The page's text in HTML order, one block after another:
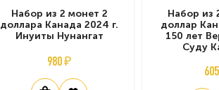
Набор из 2 монет 2
доллара Канада 2024 г.
Инуиты Нунангат
980 ₽
Набор из
доллар
150 лет
Суду